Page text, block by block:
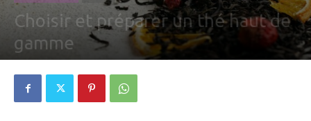
Choisir et préparer un thé haut de
gamme